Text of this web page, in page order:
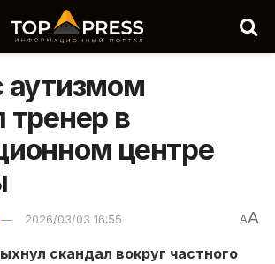
аутизмом
тренер в
центре
2026/03/03 16:55 AA
скандал вокруг частного